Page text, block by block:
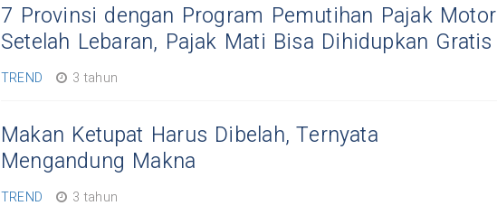
7 Provinsi dengan Program Pemutihan Pajak Motor
Setelah Lebaran, Pajak Mati Bisa Dihidupkan Gratis
TREND 3 tahun
Makan Ketupat Harus Dibelah, Ternyata
Mengandung Makna
TREND 3 tahun